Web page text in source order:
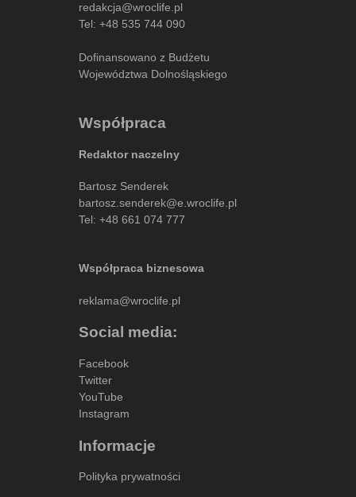
redakcja@wroclife.pl
Tel: +48 535 744 090
Dofinansowano z Budżetu
Województwa Dolnośląskiego
Współpraca
Redaktor naczelny
Bartosz Senderek
bartosz.senderek@e.wroclife.pl
Tel: +48 661 074 777
Współpraca biznesowa
reklama@wroclife.pl
Social media:
Facebook
Twitter
YouTube
Instagram
Informacje
Polityka prywatności